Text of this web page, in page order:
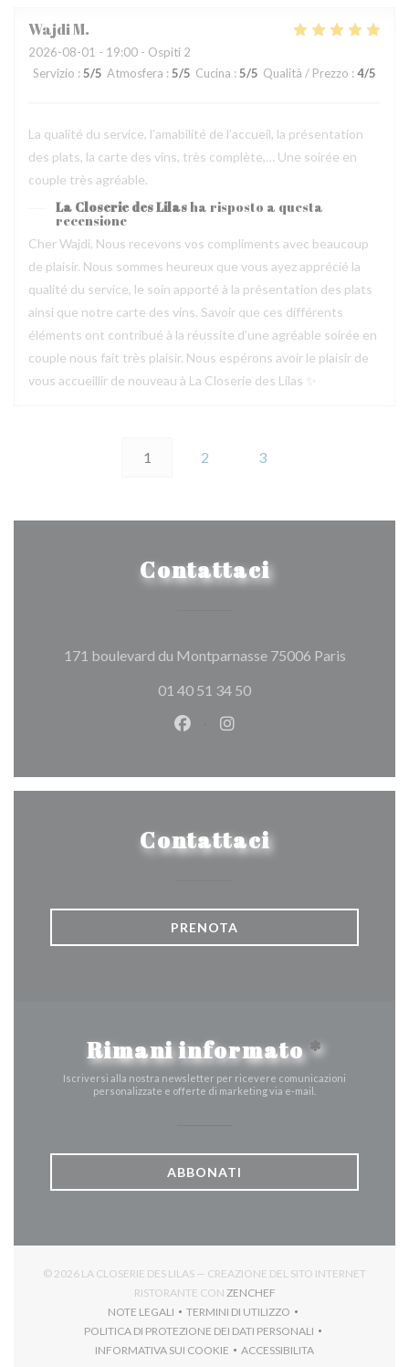
WajdiM
2026-08-01 - 19:00 - Ospiti 2
Servizio : 5/5 Atmosfera : 5/5 Cucina : 5/5 Qualità / Prezzo : 4/5
La qualité du service, l’amabilité de l’accueil, la présentation
des plats, la carte des vins, très complète,… Une soirée en
couple très agréable.
La Closerie des Lilasha risposto a questa
recensione
Cher Wajdi, Nous recevons vos compliments avec beaucoup
de plaisir. Nous sommes heureux que vous ayez apprécié la
qualité du service, le soin apporté à la présentation des plats
ainsi que notre carte des vins. Savoir que ces différents
éléments ont contribué à la réussite d’une agréable soirée en
couple nous fait très plaisir. Nous espérons avoir le plaisir de
vous accueillir de nouveau à La Closerie des Lilas ✨
1 2 3
Contattaci
171 boulevard du Montparnasse 75006 Paris((apre
01 40 51 34 50
Facebook ((apre una nuova
Instagram ((apre una
Contattaci
PRENOTA
Rimani informato*
Iscriversi alla nostra newsletter per ricevere comunicazioni
personalizzate e offerte di marketing via e-mail.
ABBONATI
© 2026 LA CLOSERIE DES LILAS — CREAZIONE DEL SITO INTERNET
RISTORANTE CON ZENCHEF((APRE UNA NUOVA
NOTE LEGALI
((APRE UNA NUOVA FINESTRA))
TERMINI DI UTILIZZO
((APRE UNA NUOVA FINESTRA))
POLITICA DI PROTEZIONE DEI DATI PERSONALI
((APRE UNA NUOVA FINESTRA))
INFORMATIVA SUI COOKIE
((APRE UNA NUOVA FINESTRA))
ACCESSIBILITA
((APRE UNA NUOVA